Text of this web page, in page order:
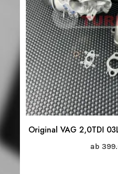
Original VAG 2,0TDI
ab